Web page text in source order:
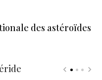
des astéroïdes